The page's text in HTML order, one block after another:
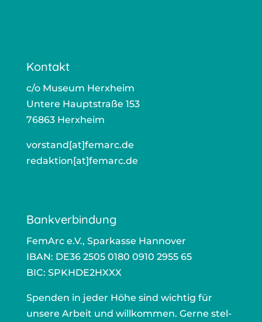
Kontakt
c/o Muse­um Herx­heim
Unte­re Haupt­stra­ße 153
76863 Herx­heim
vorstand[at]femarc.de
redaktion[at]femarc.de
Bankverbindung
Fem­Arc e.V., Spar­kas­se Han­no­ver
IBAN: DE36 2505 0180 0910 2955 65
BIC: SPKHDE2HXXX
Spen­den in jeder Höhe sind wich­tig für
unse­re Arbeit und will­kom­men. Ger­ne stel­